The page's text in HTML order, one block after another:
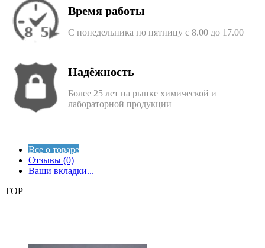
Время работы
С понедельника по пятницу с 8.00 до 17.00
Надёжность
Более 25 лет на рынке химической и
лабораторной продукции
Все о товаре
Отзывы (0)
Ваши вкладки...
TOP